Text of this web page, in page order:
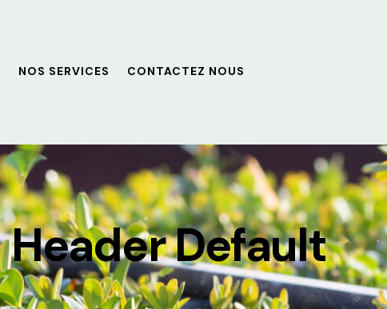
NOS SERVICES CONTACTEZ NOUS
Header Default